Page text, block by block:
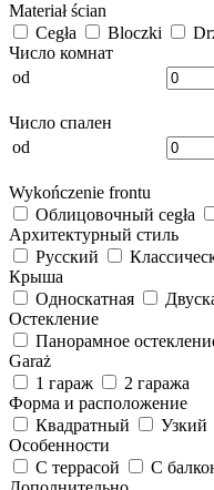
Materiał ścian
Cegła
Bloczki
Число комнат
od
Число спален
od
Wykończenie frontu
Облицовочный cegła
Архитектурный стиль
Русский
Крыша
Односкатная
Остекление
Панорамное
Garaż
1 гараж
2 гаража
Форма и расположение
Квадратный
Узкий
Особенности
С террасой
С